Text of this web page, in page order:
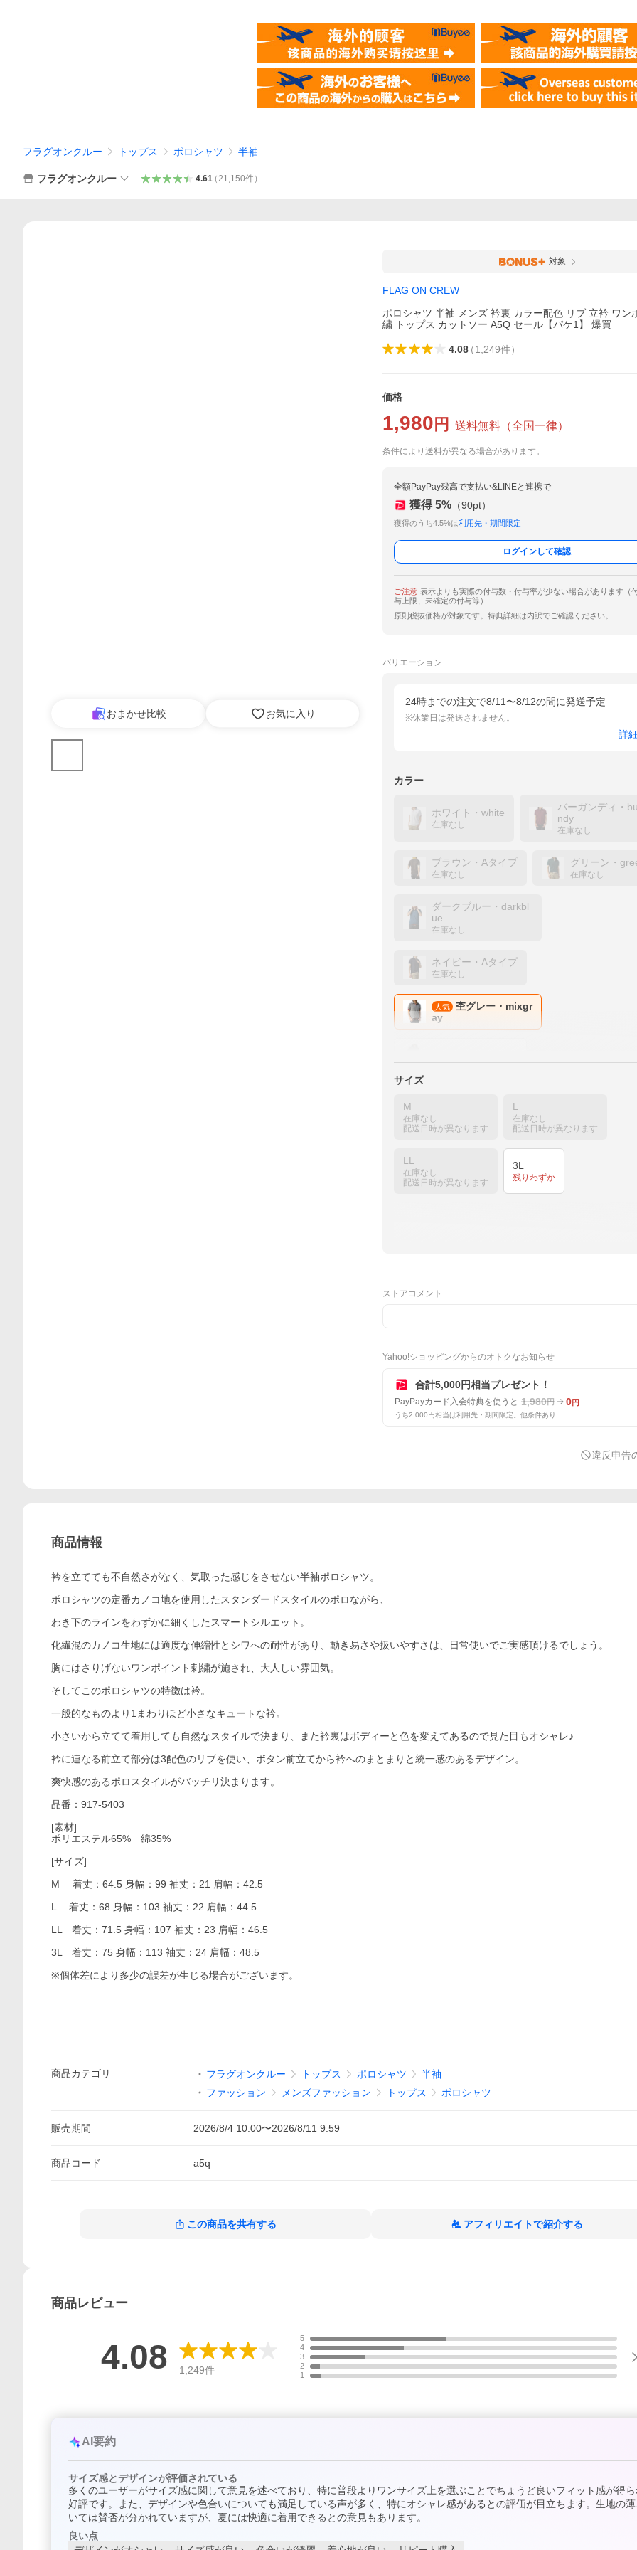
フラグオンクルー トップス ポロシャツ 半袖
フラグオンクルー 4.61（21,150件）
おまかせ比較 お気に入り
対象
FLAG ON CREW
ポロシャツ 半袖 メンズ 衿裏 カラー配色 リブ 立衿 ワン
繍 トップス カットソー A5Q セール【パケ1】 爆買
4.08（1,249件）
価格
1,980 円 送料無料 （全国一律）
条件により送料が異なる場合があります。
全額PayPay残高で支払い&LINEと連携で
獲得 5% （90pt）
獲得のうち4.5%は利用先・期間限定
ログインして確認
ご注意 表示よりも実際の付与数・付与率が少ない場合があります（
与上限、未確定の付与等）
原則税抜価格が対象です。特典詳細は内訳でご確認ください。
バリエーション
24時までの注文で8/11〜8/12の間に発送予定
※休業日は発送されません。
詳
カラー
ホワイト・white
在庫なし
バーガンディ・
ndy
在庫なし
ブラウン・Aタイプ
在庫なし
グリーン・
在庫なし
ダークブルー・darkbl
ue
在庫なし
ネイビー・Aタイプ
在庫なし
人気
杢グレー・mixgr
ay
ネイビー・Bタイプ
チャコール・Bタイプ
サイズ
M
在庫なし
配送日時が異なります
L
在庫なし
配送日時が異なります
LL
在庫なし
配送日時が異なります
3L
残りわずか
ストアコメント
Yahoo!ショッピングからのオトクなお知らせ
合計5,000円相当プレゼント！
PayPayカード入会特典を使うと 1,980円 0円
うち2,000円相当は利用先・期間限定。他条件あり
違反申告
商品情報
衿を立てても不自然さがなく、気取った感じをさせない半袖ポロシャツ。
ポロシャツの定番カノコ地を使用したスタンダードスタイルのポロながら、
わき下のラインをわずかに細くしたスマートシルエット。
化繊混のカノコ生地には適度な伸縮性とシワへの耐性があり、動き易さや扱いやすさは、日常使いでご実感頂けるでしょう。
胸にはさりげないワンポイント刺繍が施され、大人しい雰囲気。
そしてこのポロシャツの特徴は衿。
一般的なものより1まわりほど小さなキュートな衿。
小さいから立てて着用しても自然なスタイルで決まり、また衿裏はボディーと色を変えてあるので見た目もオシャレ♪
衿に連なる前立て部分は3配色のリブを使い、ボタン前立てから衿へのまとまりと統一感のあるデザイン。
爽快感のあるポロスタイルがバッチリ決まります。
品番：917-5403
[素材]
ポリエステル65% 綿35%
[サイズ]
M 着丈：64.5 身幅：99 袖丈：21 肩幅：42.5
L 着丈：68 身幅：103 袖丈：22 肩幅：44.5
LL 着丈：71.5 身幅：107 袖丈：23 肩幅：46.5
3L 着丈：75 身幅：113 袖丈：24 肩幅：48.5
※個体差により多少の誤差が生じる場合がございます。
商品カテゴリ フラグオンクルー トップス ポロシャツ
半袖
ファッション
メンズファッション トップス ポロシャツ
販売期間 2026/8/4 10:00〜2026/8/11 9:59
商品コード a5q
この商品を共有する アフィリエイトで紹介する
商品レビュー
4.08 1,249件
5
4
3
2
1
AI要約
サイズ感とデザインが評価されている
多くのユーザーがサイズ感に関して意見を述べており、特に普段よりワンサイズ上を選ぶことでちょうど良いフィット感が得ら
好評です。また、デザインや色合いについても満足している声が多く、特にオシャレ感があるとの評価が目立ちます。生地の
いては賛否が分かれていますが、夏には快適に着用できるとの意見もあります。
良い点